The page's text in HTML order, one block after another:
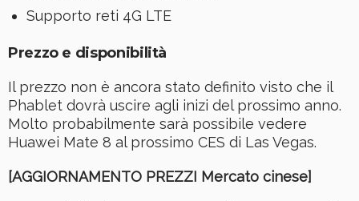
Supporto reti 4G LTE
Prezzo e disponibilità
Il prezzo non è ancora stato definito visto che il
Phablet dovrà uscire agli inizi del prossimo anno.
Molto probabilmente sarà possibile vedere
Huawei Mate 8 al prossimo CES di Las Vegas.
[AGGIORNAMENTO PREZZI Mercato cinese]